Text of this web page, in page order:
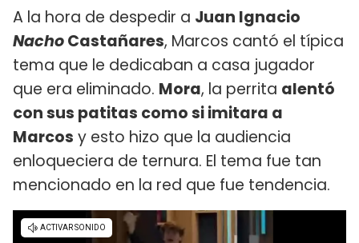
A la hora de despedir a Juan Ignacio
NachoCastañares, Marcos cantó el típica
tema que le dedicaban a casa jugador
que era eliminado. Mora, la perrita alentó
con sus patitas como si imitara a
Marcos y esto hizo que la audiencia
enloqueciera de ternura. El tema fue tan
mencionado en la red que fue tendencia.